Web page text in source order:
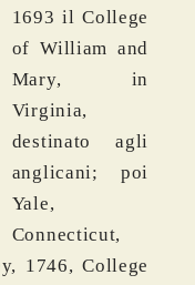
1693 il College
of William and
Mary, in
Virginia,
destinato agli
anglicani; poi
Yale,
Connecticut,
1746, College